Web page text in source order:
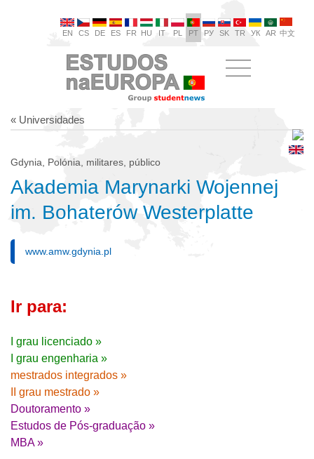
EN CS DE ES FR HU IT PL PT РУ SK TR УК AR 中文
« Universidades
Gdynia, Polónia, militares, público
Akademia Marynarki Wojennej
im. Bohaterów Westerplatte
www.amw.gdynia.pl
Ir para:
I grau licenciado »
I grau engenharia »
mestrados integrados »
II grau mestrado »
Doutoramento »
Estudos de Pós-graduação »
MBA »